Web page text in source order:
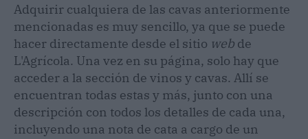
Adquirir cualquiera de las cavas anteriormente
mencionadas es muy sencillo, ya que se puede
hacer directamente desde el sitio web de
L'Agrícola. Una vez en su página, solo hay que
acceder a la sección de vinos y cavas. Allí se
encuentran todas estas y más, junto con una
descripción con todos los detalles de cada una,
incluyendo una nota de cata a cargo de un